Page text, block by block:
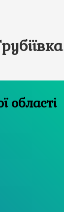
області